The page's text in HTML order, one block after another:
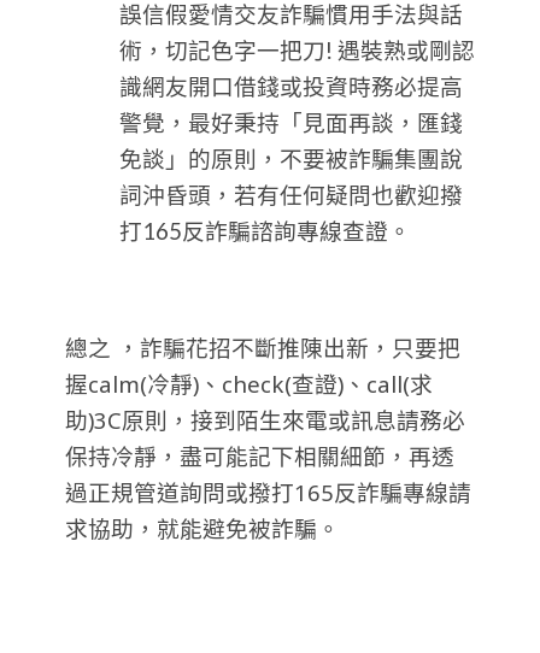
誤信假愛情交友詐騙慣用手法與話
術，切記色字一把刀! 遇裝熟或剛認
識網友開口借錢或投資時務必提高
警覺，最好秉持「見面再談，匯錢
免談」的原則，不要被詐騙集團說
詞沖昏頭，若有任何疑問也歡迎撥
打165反詐騙諮詢專線查證。
總之 ，詐騙花招不斷推陳出新，只要把
握calm(冷靜)、check(查證)、call(求
助)3C原則，接到陌生來電或訊息請務必
保持冷靜，盡可能記下相關細節，再透
過正規管道詢問或撥打165反詐騙專線請
求協助，就能避免被詐騙。